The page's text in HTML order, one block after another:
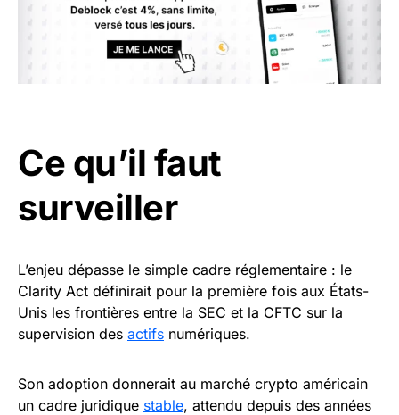
Ce qu’il faut
surveiller
L’enjeu dépasse le simple cadre réglementaire : le
Clarity Act définirait pour la première fois aux États-
Unis les frontières entre la SEC et la CFTC sur la
supervision des actifs numériques.
Son adoption donnerait au marché crypto américain
un cadre juridique stable, attendu depuis des années